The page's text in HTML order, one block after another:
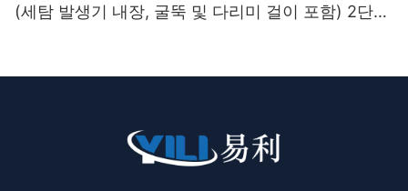
(세탐 발생기 내장, 굴뚝 및 다리미 걸이 포함) 2단